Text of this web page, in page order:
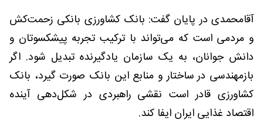
آقامحمدی در پایان گفت: بانک کشاورزی بانکی زحمت‌کش
و مردمی است که می‌تواند با ترکیب تجربه پیشکسوتان و
دانش جوانان، به یک سازمان یادگیرنده تبدیل شود. اگر
بازمهندسی در ساختار و منابع این بانک صورت گیرد، بانک
کشاورزی قادر است نقشی راهبردی در شکل‌دهی آینده
اقتصاد غذایی ایران ایفا کند.